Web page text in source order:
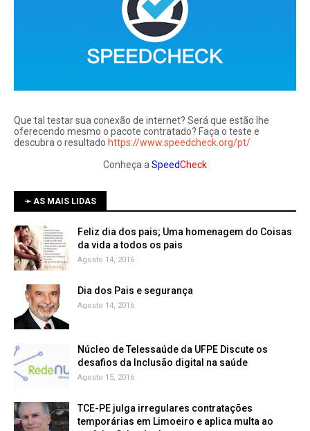
Que tal testar sua conexão de internet? Será que estão lhe
oferecendo mesmo o pacote contratado? Faça o teste e
descubra o resultado https://www.speedcheck.org/pt/
Conheça a SpeedCheck
➛ AS MAIS LIDAS
Feliz dia dos pais; Uma homenagem do Coisas
da vida a todos os pais
Agosto 14, 2016
Dia dos Pais e segurança
Agosto 14, 2016
Núcleo de Telessaúde da UFPE Discute os
Agosto 15, 2016
TCE-PE julga irregulares contratações
temporárias em Limoeiro e aplica multa ao